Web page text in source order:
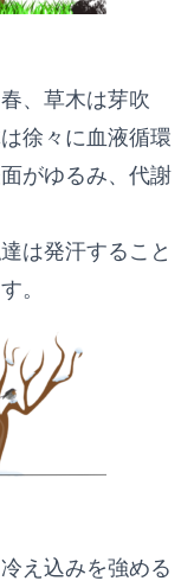
、草木は芽吹
徐々に血液循環
がゆるみ、代謝
は発汗すること
。
え込みを強める